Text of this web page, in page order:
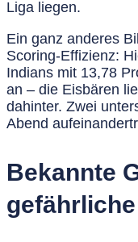
Liga liegen.
Ein ganz anderes
Scoring-Effizienz:
Indians mit 13,78
an – die Eisbären
dahinter. Zwei
Abend
Bekannte